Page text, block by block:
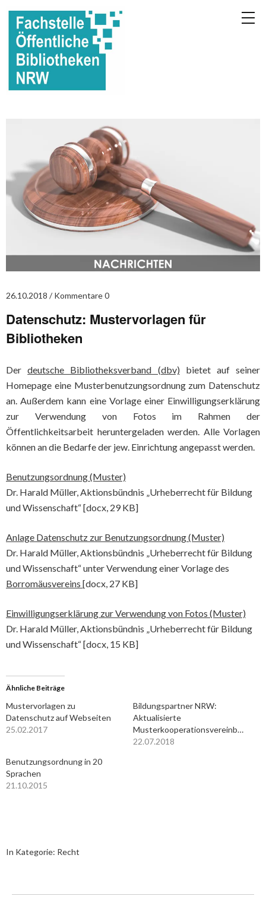
26.10.2018 Kommentare 0
Datenschutz: Mustervorlagen für
Bibliotheken
Derdeutsche Bibliotheksverband (dbv) bietet auf seiner
Homepage eine Musterbenutzungsordnung zum Datenschutz
an. Außerdem kann eine Vorlage einer Einwilligungserklärung
zur Verwendung von Fotos im Rahmen der
Öffentlichkeitsarbeit heruntergeladen werden. Alle Vorlagen
können an die Bedarfe der jew. Einrichtung angepasst werden.
Benutzungsordnung (Muster)
Dr. Harald Müller, Aktionsbündnis „Urheberrecht für Bildung
und Wissenschaft“ [docx, 29 KB]
Anlage Datenschutz zur Benutzungsordnung (Muster)
Dr. Harald Müller, Aktionsbündnis „Urheberrecht für Bildung
und Wissenschaft“ unter Verwendung einer Vorlage des
Borromäusvereins [docx, 27 KB]
Einwilligungserklärung zur Verwendung von Fotos (Muster)
Dr. Harald Müller, Aktionsbündnis „Urheberrecht für Bildung
und Wissenschaft“ [docx, 15 KB]
Ähnliche Beiträge
Mustervorlagen zu
Datenschutz auf Webseiten
25.02.2017
Bildungspartner NRW:
Aktualisierte
Musterkooperationsvereinbarungen
22.07.2018
Benutzungsordnung in 20
Sprachen
21.10.2015
In Kategorie: Recht